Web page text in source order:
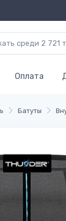
Оплата
Батуты